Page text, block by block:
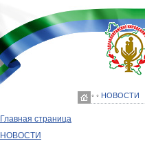
◦ ◦ НОВОСТИ
Главная страница
НОВОСТИ